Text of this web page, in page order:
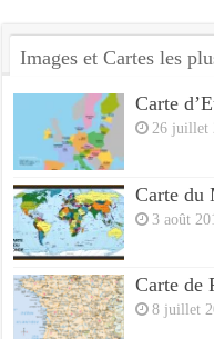
Images et Cartes les
Carte
26 juillet
Carte du
3 août
Carte de
8 juillet